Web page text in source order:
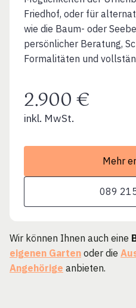
Friedhof, oder für
wie die Baum- oder
persönlicher Beratung,
Formalitäten und
2.900 €
inkl. MwSt.
Mehr
089
Wir können Ihnen auch eine
eigenen Garten oder die
Angehörige anbieten.